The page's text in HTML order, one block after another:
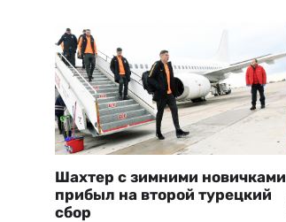
Шахтер с зимними новичками
прибыл на второй турецкий
сбор